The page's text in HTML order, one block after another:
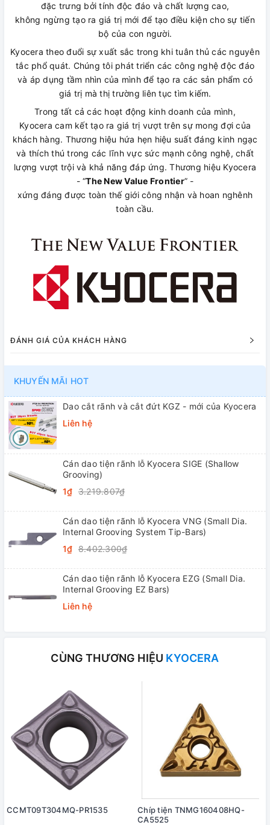
đặc trưng bởi tính độc đáo và chất lượng cao,
không ngừng tạo ra giá trị mới để tạo điều kiện cho sự tiến
bộ của con người.
Kyocera theo đuổi sự xuất sắc trong khi tuân thủ các nguyên
tắc phổ quát. Chúng tôi phát triển các công nghệ độc đáo
và áp dụng tầm nhìn của mình để tạo ra các sản phẩm có
giá trị mà thị trường liên tục tìm kiếm.
Trong tất cả các hoạt động kinh doanh của mình,
Kyocera cam kết tạo ra giá trị vượt trên sự mong đợi của
khách hàng. Thương hiệu hứa hẹn hiệu suất đáng kinh ngạc
và thích thú trong các lĩnh vực sức mạnh công nghệ, chất
lượng vượt trội và khả năng đáp ứng. Thương hiệu Kyocera
- “The New Value Frontier” -
xứng đáng được toàn thế giới công nhận và hoan nghênh
toàn cầu.
ĐÁNH GIÁ CỦA KHÁCH HÀNG
KHUYẾN MÃI HOT
Dao cắt rãnh và cắt đứt KGZ - mới của Kyocera
Liên hệ
Cán dao tiện rãnh lỗ Kyocera SIGE (Shallow
Grooving)
1₫ 3.219.807₫
Cán dao tiện rãnh lỗ Kyocera VNG (Small Dia.
Internal Grooving System Tip-Bars)
1₫ 8.402.300₫
Cán dao tiện rãnh lỗ Kyocera EZG (Small Dia.
Internal Grooving EZ Bars)
Liên hệ
CÙNG THƯƠNG HIỆU KYOCERA
CCMT09T304MQ-PR1535
Chíp tiện TNMG160408HQ-
CA5525